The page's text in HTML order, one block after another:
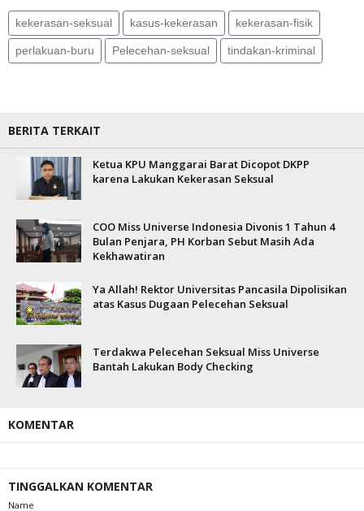
kekerasan-seksual kasus-kekerasan kekerasan-fisik
perlakuan-buru Pelecehan-seksual tindakan-kriminal
BERITA TERKAIT
Ketua KPU Manggarai Barat Dicopot DKPP
karena Lakukan Kekerasan Seksual
COO Miss Universe Indonesia Divonis 1 Tahun 4
Bulan Penjara, PH Korban Sebut Masih Ada
Kekhawatiran
Ya Allah! Rektor Universitas Pancasila Dipolisikan
atas Kasus Dugaan Pelecehan Seksual
Terdakwa Pelecehan Seksual Miss Universe
Bantah Lakukan Body Checking
KOMENTAR
TINGGALKAN KOMENTAR
Name